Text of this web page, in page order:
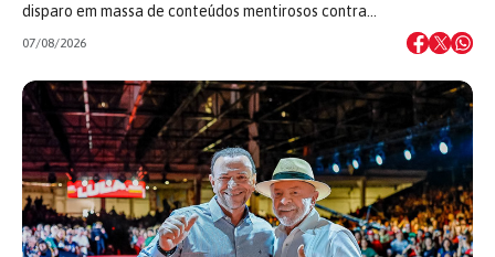
disparo em massa de conteúdos mentirosos contra…
07/08/2026